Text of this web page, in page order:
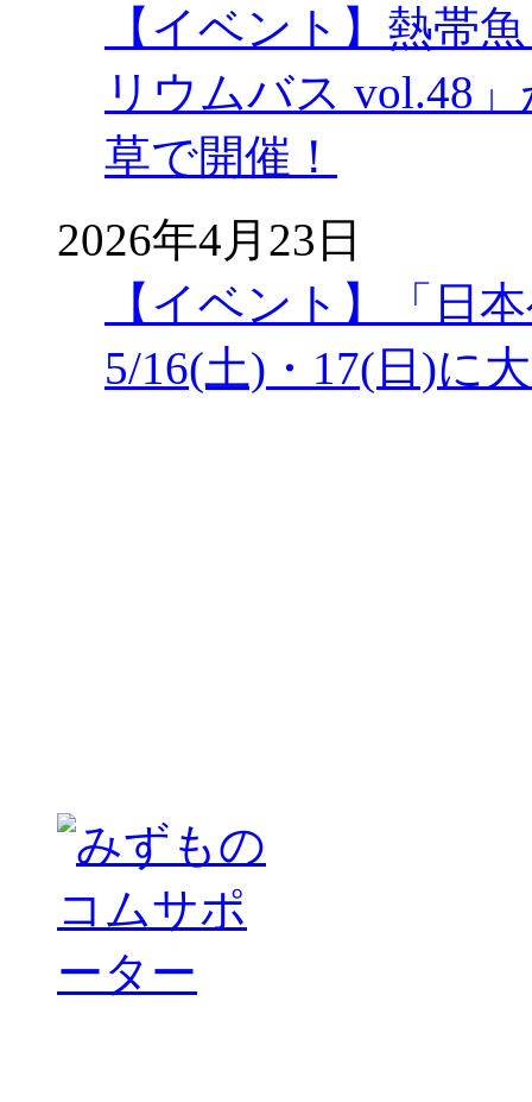
【イベント】熱帯
リウムバス vol.48
草で開催！
2026年4月23日
【イベント】「日
5/16(土)・17(日)に